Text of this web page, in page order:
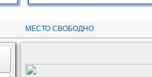
МЕСТО СВОБОДНО